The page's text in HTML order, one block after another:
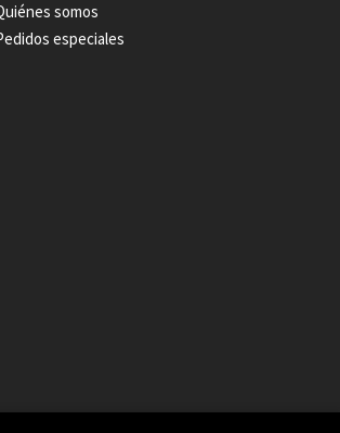
somos
especiales